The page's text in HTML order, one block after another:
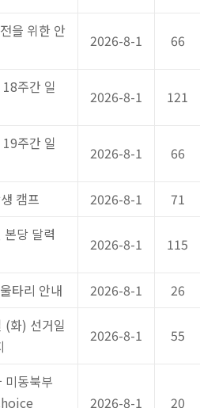
을 위한 안
2026-8-1 66
주간 일
2026-8-1 121
주간 일
2026-8-1 66
캠프 2026-8-1 71
당 달력
2026-8-1 115
타리 안내 2026-8-1 26
화) 선거일
2026-8-1 55
동북부
2026-8-1 20